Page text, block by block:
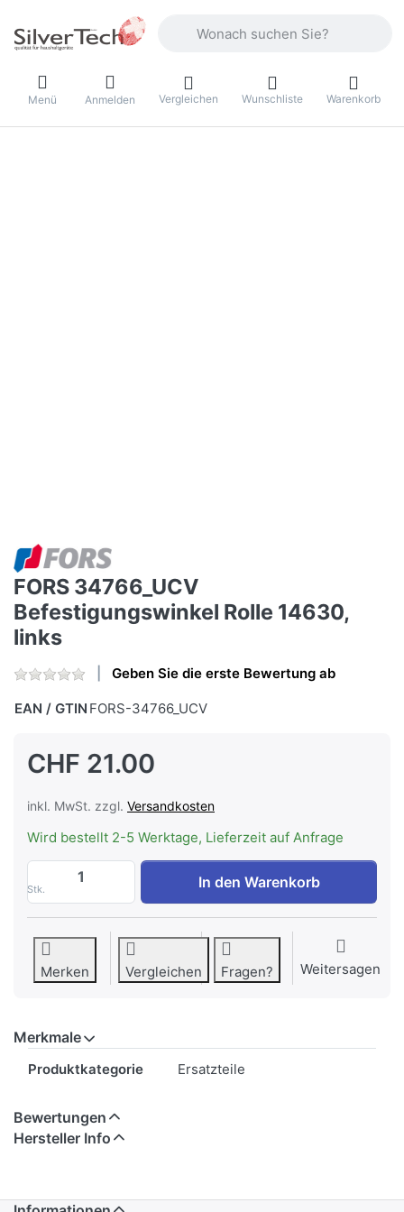
Menü Anmelden Vergleichen Wunschliste Warenkorb
FORS 34766_UCV
Befestigungswinkel Rolle 14630,
links
Geben Sie die erste Bewertung ab
EAN / GTIN FORS-34766_UCV
CHF 21.00
inkl. MwSt. zzgl. Versandkosten
Wird bestellt 2-5 Werktage, Lieferzeit auf Anfrage
Stk.
FORS 34766_UCV Befestigungswinkel
In den Warenkorb
Merken Vergleichen Fragen? Weitersagen
Merkmale
Produktkategorie Ersatzteile
Bewertungen
Hersteller Info